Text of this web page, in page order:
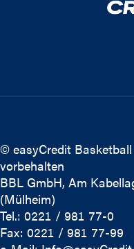
© easyCredit
vorbehalten
BBL GmbH, Am
(Mülheim)
Tel.: 0221 / 981 77-0
Fax: 0221 / 981 77-99